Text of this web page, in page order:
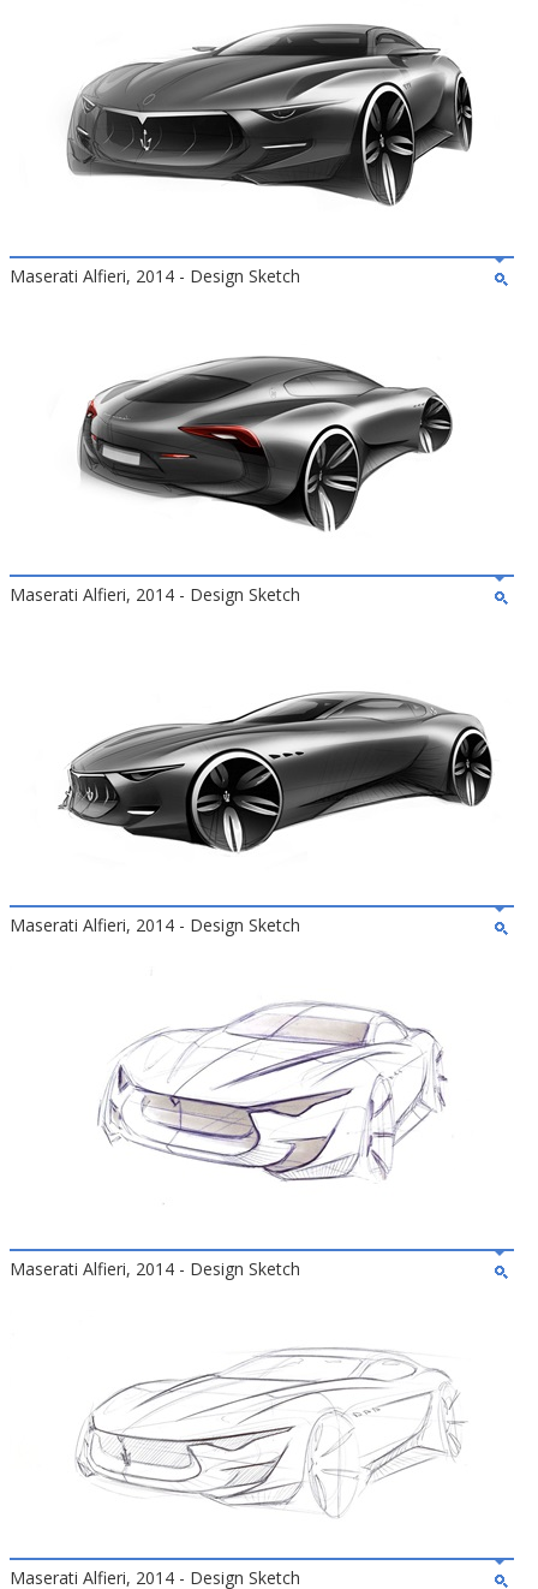
Maserati Alfieri, 2014 - Design Sketch
Maserati Alfieri, 2014 - Design Sketch
Maserati Alfieri, 2014 - Design Sketch
Maserati Alfieri, 2014 - Design Sketch
Maserati Alfieri, 2014 - Design Sketch